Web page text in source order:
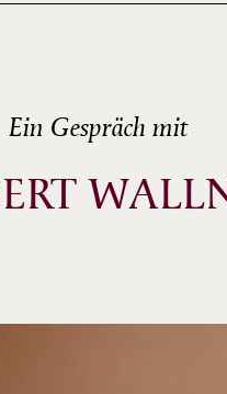
Ein Gespräch mit